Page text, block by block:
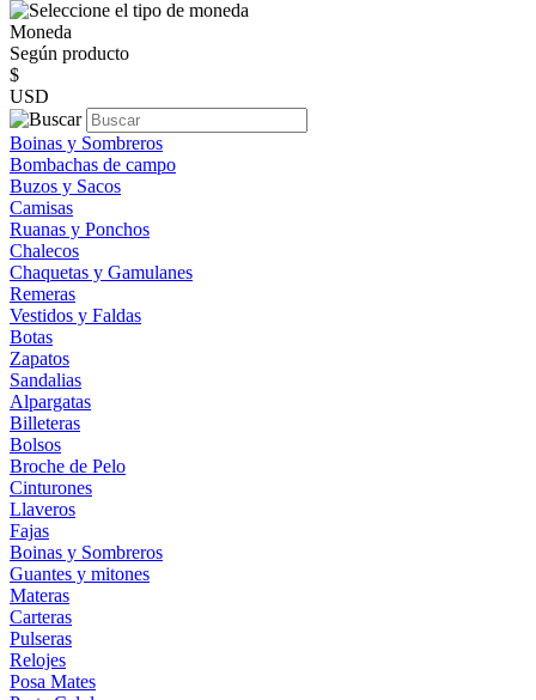
Moneda
Según producto
$
USD
Boinas y Sombreros
Bombachas de campo
Buzos y Sacos
Camisas
Ruanas y Ponchos
Chalecos
Chaquetas y Gamulanes
Remeras
Vestidos y Faldas
Botas
Zapatos
Sandalias
Alpargatas
Billeteras
Bolsos
Broche de Pelo
Cinturones
Llaveros
Fajas
Boinas y Sombreros
Guantes y mitones
Materas
Carteras
Pulseras
Relojes
Posa Mates